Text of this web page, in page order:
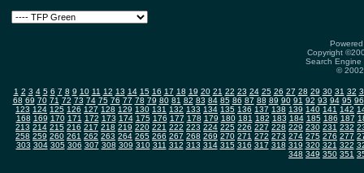
Copyright
Search
©
1 2 3 4 5 6 7 8 9 10 11 12 13 14 15 16 17 18 19 20 21 22 23 24 25 26 27 28 29 30 31 32
68 69 70 71 72 73 74 75 76 77 78 79 80 81 82 83 84 85 86 87 88 89 90 91 92 93 94 95 96
123 124 125 126 127 128 129 130 131 132 133 134 135 136 137 138 139 140 141 142
168 169 170 171 172 173 174 175 176 177 178 179 180 181 182 183 184 185 186 187
213 214 215 216 217 218 219 220 221 222 223 224 225 226 227 228 229 230 231 232
258 259 260 261 262 263 264 265 266 267 268 269 270 271 272 273 274 275 276 277
303 304 305 306 307 308 309 310 311 312 313 314 315 316 317 318 319 320 321 322
348 349 350 351